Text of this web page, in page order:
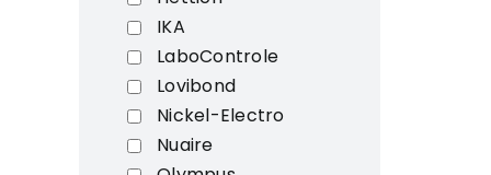
IKA
LaboControle
Lovibond
Nickel-Electro
Nuaire